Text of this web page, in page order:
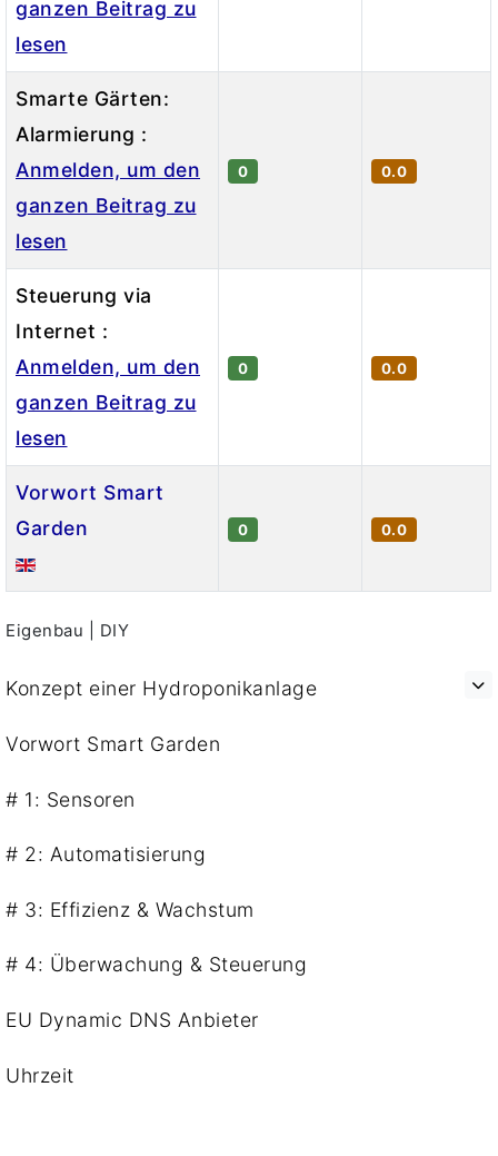
ganzen Beitrag zu
lesen
Smarte Gärten:
Alarmierung :
Anmelden, um den
ganzen Beitrag zu
lesen
0 0.0
Steuerung via
Internet :
Anmelden, um den
ganzen Beitrag zu
lesen
0 0.0
Vorwort Smart
Garden
0 0.0
Eigenbau | DIY
Konzept einer Hydroponikanlage
Vorwort Smart Garden
# 1: Sensoren
# 2: Automatisierung
# 3: Effizienz & Wachstum
# 4: Überwachung & Steuerung
EU Dynamic DNS Anbieter
Uhrzeit